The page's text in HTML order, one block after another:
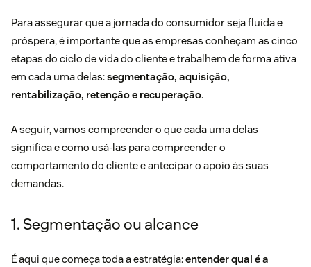
Para assegurar que a jornada do consumidor seja fluida e
próspera, é importante que as empresas conheçam as cinco
etapas do ciclo de vida do cliente e trabalhem de forma ativa
em cada uma delas:segmentação, aquisição,
rentabilização, retenção e recuperação.
A seguir, vamos compreender o que cada uma delas
significa e como usá-las para compreender o
comportamento do cliente e antecipar o apoio às suas
demandas.
1. Segmentação ou alcance
É aqui que começa toda a estratégia:entender qual é a